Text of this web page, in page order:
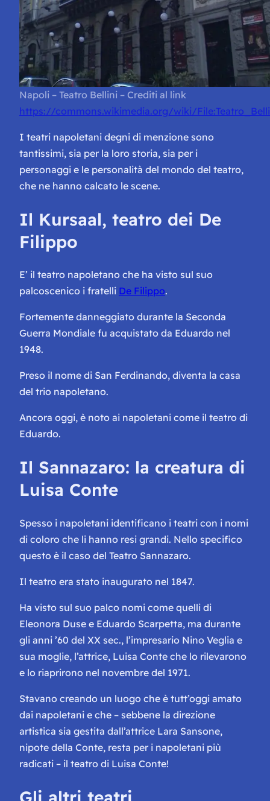
Napoli – Teatro Bellini – Crediti al link
https://commons.wikimedia.org/wiki/
I teatri napoletani degni di menzione sono
tantissimi, sia per la loro storia, sia per i
personaggi e le personalità del mondo del teatro,
che ne hanno calcato le scene.
Il Kursaal, teatro dei De
Filippo
E’ il teatro napoletano che ha visto sul suo
palcoscenico i fratelli De Filippo.
Fortemente danneggiato durante la Seconda
Guerra Mondiale fu acquistato da Eduardo nel
1948.
Preso il nome di San Ferdinando, diventa la casa
del trio napoletano.
Ancora oggi, è noto ai napoletani come il teatro di
Eduardo.
Il Sannazaro: la creatura di
Luisa Conte
Spesso i napoletani identificano i teatri con i nomi
di coloro che li hanno resi grandi. Nello specifico
questo è il caso del Teatro Sannazaro.
Il teatro era stato inaugurato nel 1847.
Ha visto sul suo palco nomi come quelli di
Eleonora Duse e Eduardo Scarpetta, ma durante
gli anni ’60 del XX sec., l’impresario Nino Veglia e
sua moglie, l’attrice, Luisa Conte che lo rilevarono
e lo riaprirono nel novembre del 1971.
Stavano creando un luogo che è tutt’oggi amato
dai napoletani e che – sebbene la direzione
artistica sia gestita dall’attrice Lara Sansone,
nipote della Conte, resta per i napoletani più
radicati – il teatro di Luisa Conte!